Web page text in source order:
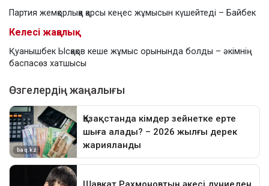
Партия жемқорлыққа қарсы кеңес жұмысын күшейтеді – Байбек
Келесі жаңалық
Қуанышбек Ысқақов кеше жұмыс орынында болды – әкімнің
баспасөз хатшысы